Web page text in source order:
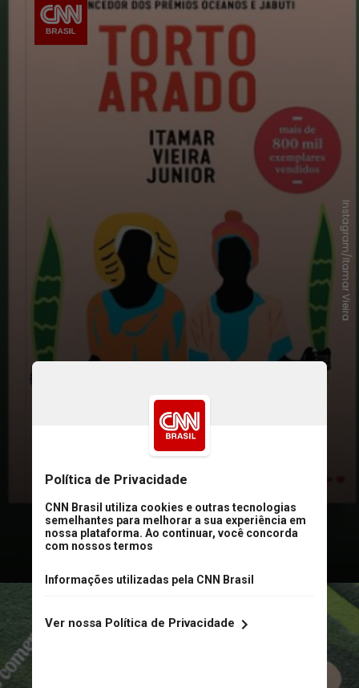
Vieira Junior permanece em
destaque em relação às produções
literárias desde olançamento de
“Torto Arado”, de 2019
Instagram/Itamar Vieira